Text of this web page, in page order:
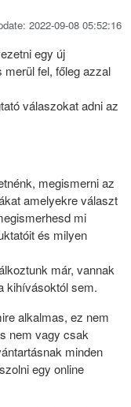
2022-09-08 05:52:16
egy új
fel, főleg azzal
válaszokat adni az
megismerni az
amelyekre választ
mi
és milyen
már, vannak
kihívásoktól sem.
alkalmas, ez nem
nem vagy csak
minden
egy online